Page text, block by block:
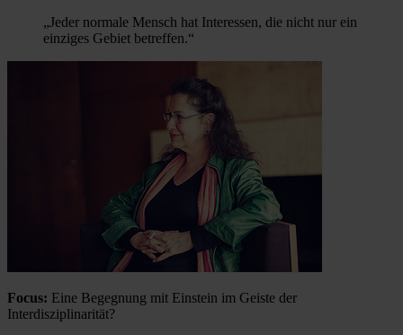
„Jeder normale Mensch hat Interessen, die nicht nur ein
einziges Gebiet betreffen.“
Focus: Eine Begegnung mit Einstein im Geiste der
Interdisziplinarität?